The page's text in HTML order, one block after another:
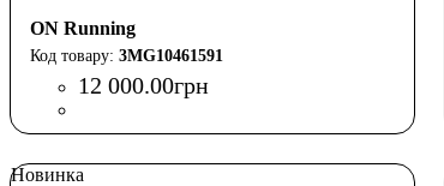
ON Running
3MG10461591
12 000.00грн
Новинка